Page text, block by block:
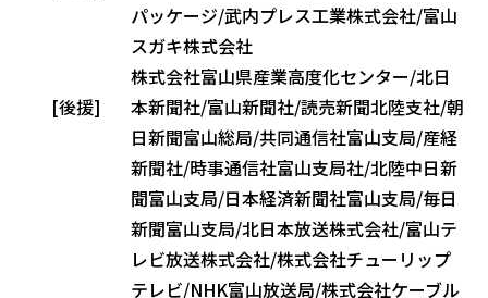
パッケージ/武内プレス工業株式会社/富山
スガキ株式会社
[後援]
株式会社富山県産業高度化センター/北日
本新聞社/富山新聞社/読売新聞北陸支社/朝
日新聞富山総局/共同通信社富山支局/産経
新聞社/時事通信社富山支局社/北陸中日新
聞富山支局/日本経済新聞社富山支局/毎日
新聞富山支局/北日本放送株式会社/富山テ
レビ放送株式会社/株式会社チューリップ
テレビ/NHK富山放送局/株式会社ケーブル